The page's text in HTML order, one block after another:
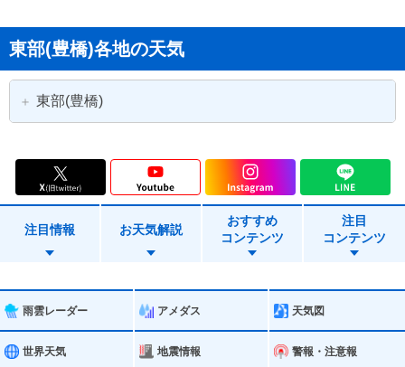
東部(豊橋)各地の天気
東部(豊橋)
蒲郡市 新城市
田原市 設楽町
注目情報 お天気解説
おすすめ
コンテンツ
注目
コンテンツ
雨雲レーダー アメダス 天気図
世界天気 地震情報 警報・注意報